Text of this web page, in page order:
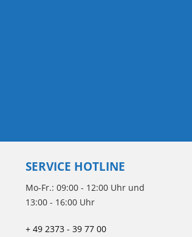
SERVICE HOTLINE
Mo-Fr.: 09:00 - 12:00 Uhr und
13:00 - 16:00 Uhr
+ 49 2373 - 39 77 00